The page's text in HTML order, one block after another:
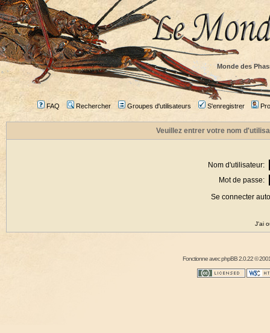
Monde des
FAQ Rechercher Groupes d'utilisateurs S'enregistrer
Veuillez entrer votre nom
Nom d'utilisateur:
Mot de passe:
Se connecter
J'ai
Fonctionne avecphpBB2.0.22 ©